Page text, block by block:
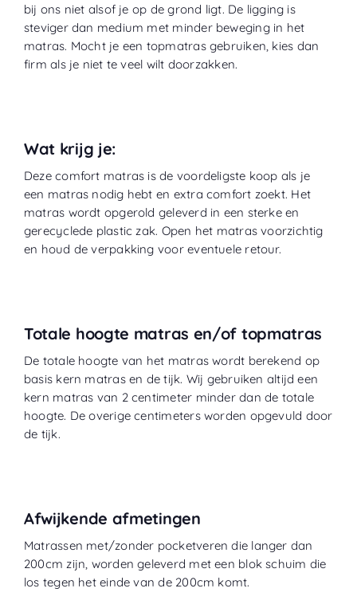
bij ons niet alsof je op de grond ligt. De ligging is
steviger dan medium met minder beweging in het
matras. Mocht je een topmatras gebruiken, kies dan
firm als je niet te veel wilt doorzakken.
Wat krijg je:
Deze comfort matras is de voordeligste koop als je
een matras nodig hebt en extra comfort zoekt. Het
matras wordt opgerold geleverd in een sterke en
gerecyclede plastic zak. Open het matras voorzichtig
en houd de verpakking voor eventuele retour.
Totale hoogte matras en/of topmatras
De totale hoogte van het matras wordt berekend op
basis kern matras en de tijk. Wij gebruiken altijd een
kern matras van 2 centimeter minder dan de totale
hoogte. De overige centimeters worden opgevuld door
de tijk.
Afwijkende afmetingen
Matrassen met/zonder pocketveren die langer dan
200cm zijn, worden geleverd met een blok schuim die
los tegen het einde van de 200cm komt.